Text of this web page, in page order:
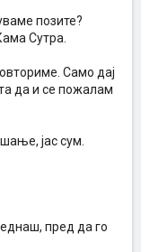
позите?
Сутра.
Само дај
да и се пожалам
јас сум.
пред да го